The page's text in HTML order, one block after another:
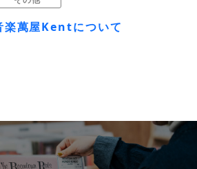
楽萬屋Kentについて